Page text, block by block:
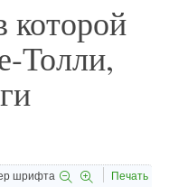
которой
Толли,
шрифта Печать